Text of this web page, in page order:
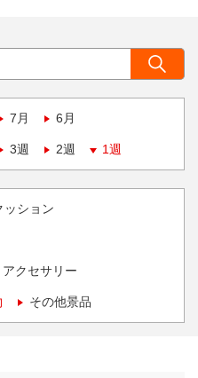
7月 6月
3週 2週 1週
ッション
クセサリー
その他景品